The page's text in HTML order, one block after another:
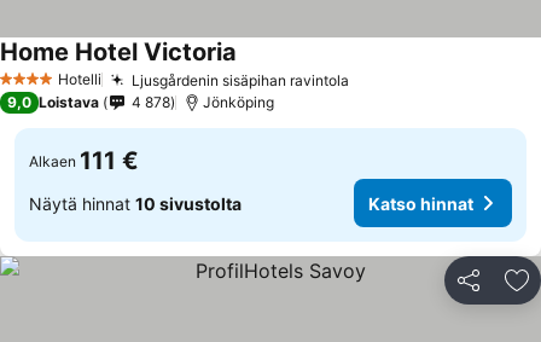
4 Tähtiluokitus
Hotelli Ljusgårdenin sisäpihan ravintola
Home Hotel Victoria
9,0 Loistava 4 878 Jönköping
Alkaen 111 €
Näytä hinnat 10 sivustolta Katso hinnat
Jaa